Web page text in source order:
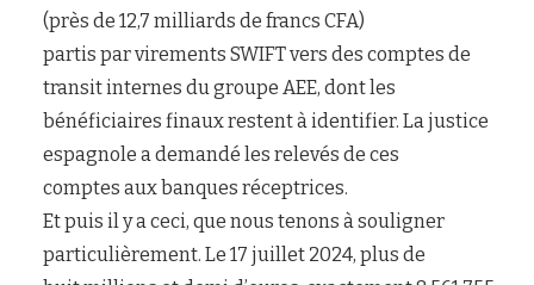
(près de 12,7 milliards de francs CFA)
partis par virements SWIFT vers des comptes de
transit internes du groupe AEE, dont les
bénéficiaires finaux restent à identifier. La justice
espagnole a demandé les relevés de ces
comptes aux banques réceptrices.
Et puis il y a ceci, que nous tenons à souligner
particulièrement. Le 17 juillet 2024, plus de